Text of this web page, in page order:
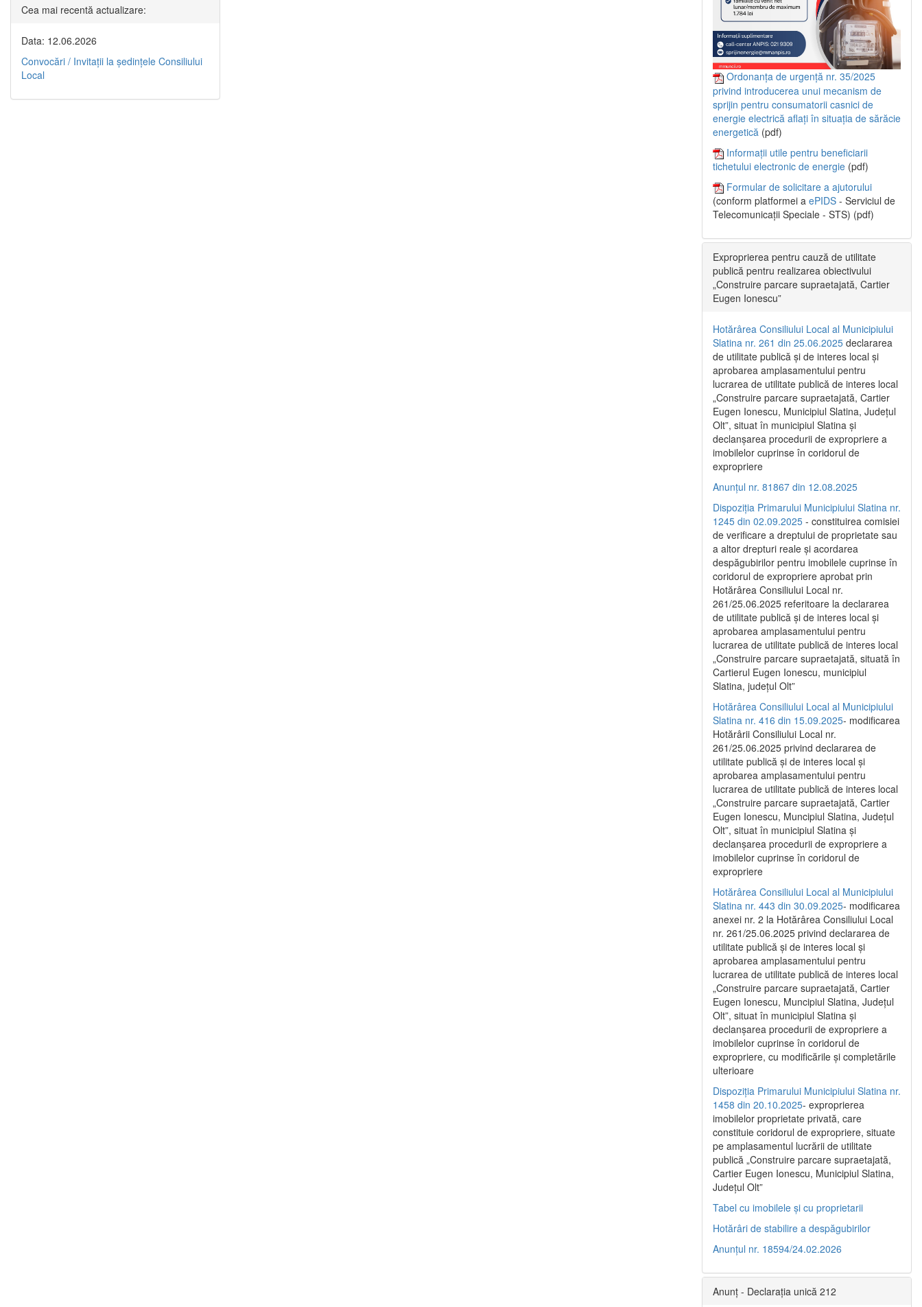
Cea mai recentă actualizare:
Data: 12.06.2026
Convocări / Invitaţii la şedinţele Consiliului
Local
Ordonanța de urgență nr. 35/2025
privind introducerea unui mecanism de
sprijin pentru consumatorii casnici de
energie electrică aflați în situația de sărăcie
energetică (pdf)
Informații utile pentru beneficiarii
tichetului electronic de energie (pdf)
Formular de solicitare a ajutorului
(conform platformei a ePIDS - Serviciul de
Telecomunicații Speciale - STS) (pdf)
Exproprierea pentru cauză de utilitate
publică pentru realizarea obiectivului
„Construire parcare supraetajată, Cartier
Eugen Ionescu”
Hotărârea Consiliului Local al Municipiului
Slatina nr. 261 din 25.06.2025 declararea
de utilitate publică și de interes local și
aprobarea amplasamentului pentru
lucrarea de utilitate publică de interes local
„Construire parcare supraetajată, Cartier
Eugen Ionescu, Municipiul Slatina, Județul
Olt”, situat în municipiul Slatina și
declanșarea procedurii de expropriere a
imobilelor cuprinse în coridorul de
expropriere
Anunțul nr. 81867 din 12.08.2025
Dispoziția Primarului Municipiului Slatina nr.
1245 din 02.09.2025 - constituirea comisiei
de verificare a dreptului de proprietate sau
a altor drepturi reale și acordarea
despăgubirilor pentru imobilele cuprinse în
coridorul de expropriere aprobat prin
Hotărârea Consiliului Local nr.
261/25.06.2025 referitoare la declararea
de utilitate publică și de interes local și
aprobarea amplasamentului pentru
lucrarea de utilitate publică de interes local
„Construire parcare supraetajată, situată în
Cartierul Eugen Ionescu, municipiul
Slatina, județul Olt”
Hotărârea Consiliului Local al Municipiului
Slatina nr. 416 din 15.09.2025- modificarea
Hotărârii Consiliului Local nr.
261/25.06.2025 privind declararea de
utilitate publică și de interes local și
aprobarea amplasamentului pentru
lucrarea de utilitate publică de interes local
„Construire parcare supraetajată, Cartier
Eugen Ionescu, Muncipiul Slatina, Județul
Olt”, situat în municipiul Slatina și
declanșarea procedurii de expropriere a
imobilelor cuprinse în coridorul de
expropriere
Hotărârea Consiliului Local al Municipiului
Slatina nr. 443 din 30.09.2025- modificarea
anexei nr. 2 la Hotărârea Consiliului Local
nr. 261/25.06.2025 privind declararea de
utilitate publică şi de interes local şi
aprobarea amplasamentului pentru
lucrarea de utilitate publică de interes local
„Construire parcare supraetajată, Cartier
Eugen Ionescu, Muncipiul Slatina, Judeţul
Olt”, situat în municipiul Slatina şi
declanşarea procedurii de expropriere a
imobilelor cuprinse în coridorul de
expropriere, cu modificările şi completările
ulterioare
Dispoziția Primarului Municipiului Slatina nr.
1458 din 20.10.2025- exproprierea
imobilelor proprietate privată, care
constituie coridorul de expropriere, situate
pe amplasamentul lucrării de utilitate
publică „Construire parcare supraetajată,
Cartier Eugen Ionescu, Municipiul Slatina,
Județul Olt”
Tabel cu imobilele și cu proprietarii
Hotărâri de stabilire a despăgubirilor
Anunțul nr. 18594/24.02.2026
Anunț - Declarația unică 212